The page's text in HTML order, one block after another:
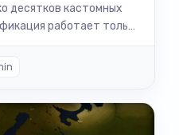
десятков кастомных
работает только